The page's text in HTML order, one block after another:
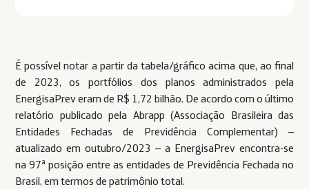
É possível notar a partir da tabela/gráfico acima que, ao final
de 2023, os portfólios dos planos administrados pela
EnergisaPrev eram de R$ 1,72 bilhão. De acordo com o último
relatório publicado pela Abrapp (Associação Brasileira das
Entidades Fechadas de Previdência Complementar) –
atualizado em outubro/2023 – a EnergisaPrev encontra-se
na 97ª posição entre as entidades de Previdência Fechada no
Brasil, em termos de patrimônio total.